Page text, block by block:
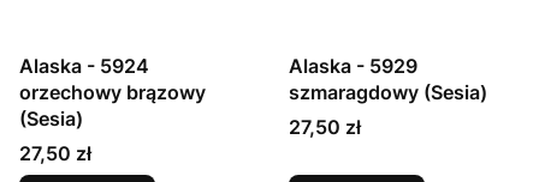
Alaska - 5924
orzechowy brązowy
(Sesia)
Cena
27,50 zł
Alaska - 5929
szmaragdowy (Sesia)
Cena
27,50 zł